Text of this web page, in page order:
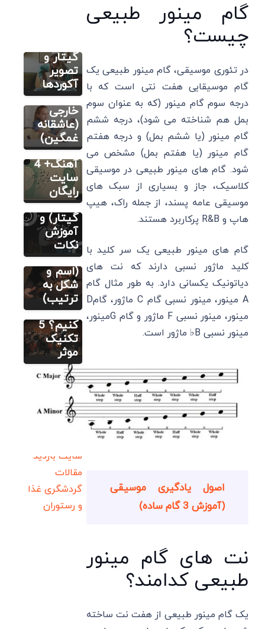
گام مینور طبیعی
چیست؟
در تئوری موسیقی، گام مینور طبیعی یک
گام موسیقایی هفت نتی است که با
درجه سوم گام مینور (که به عنوان سوم
بمل هم شناخته می شود)، درجه ششم
گام مینور (یا ششم بمل) و درجه هفتم
گام مینور (یا هفتم بمل) مشخص می
شود. گام ‌های مینور طبیعی در موسیقی
کلاسیک، جاز و بسیاری از سبک‌ های
موسیقی عامه پسند، از جمله راک، هیپ
هاپ و R&B پرکاربرد هستند.
گام های مینور طبیعی یک سر کلید با
کلید ماژور نسبی دارند که نت های
دیاتونیک یکسانی دارد. به طور مثال گام
A مینور، مینور نسبی گام C ماژور، گامD
مینور، مینور نسبی F ماژور و گام Gمینور،
مینور نسبی B♭ ماژور است.
اصول یادگیری موسیقی
(آموزش 3 گام ساده)
نت های گام مینور
طبیعی کدامند؟
یک گام مینور طبیعی از هفت نت ساخته
گیتار و
تصویر
آکوردها
آهنگ
های
معروف
ایرانی و
خارجی
(عاشقانه
غمگین)
سایت آموزش
آهنگسازی و
تنظیم
4 بهترین
برنامه
تشخیص
گام
آهنگ+ 4
سایت
رایگان
نت رایگان
فارسی (پیانو
گیتار ویولن
سنتور)
ویولن
شاید یه
روز سرد
(پیانو
ویولن
گیتار) و
آموزش
نکات
مطالب متنوع
دیگر
نت های
موسیقی
ایرانی
(اسم و
شکل به
ترتیب)
مطالب متنوع
چگونه یک
قطعه
موسیقی
را حفظ
کنیم؟ 5
تکنیک
موثر
سایت بازدید
مقالات
گردشگری غذا
و رستوران